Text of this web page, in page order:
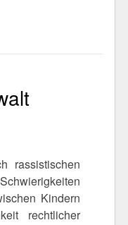
rassistischen
Kindern
rechtlicher